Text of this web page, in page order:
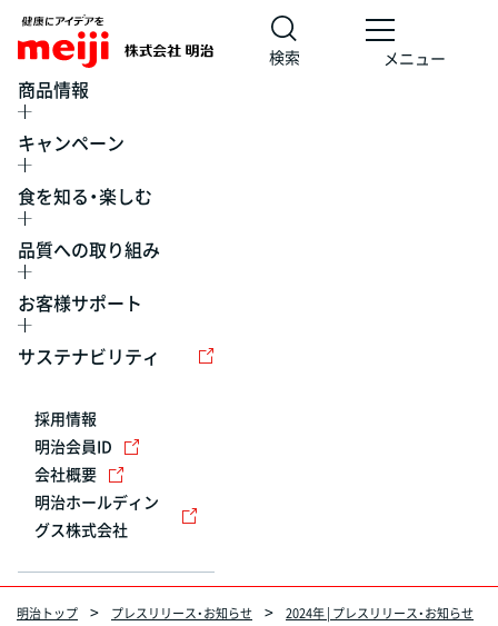
検索 メニュー
商品情報
キャンペーン
食を知る・楽しむ
品質への取り組み
お客様サポート
サステナビリティ
採用情報
明治会員ID
会社概要
明治ホールディン
グス株式会社
明治トップ プレスリリース・お知らせ
2024年 | プレスリリース・お知らせ